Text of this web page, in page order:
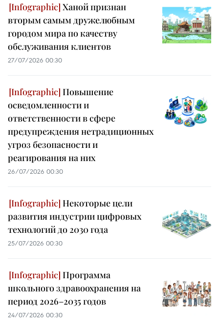
Ханой признан
вторым самым дружелюбным
городом мира по качеству
обслуживания клиентов
27/07/2026 00:30
Повышение
осведомленности и
ответственности в сфере
предупреждения нетрадиционных
угроз безопасности и
реагирования на них
26/07/2026 00:30
Некоторые цели
развития индустрии цифровых
технологий до 2030 года
25/07/2026 00:30
Программа
школьного здравоохранения на
период 2026–2035 годов
24/07/2026 00:30